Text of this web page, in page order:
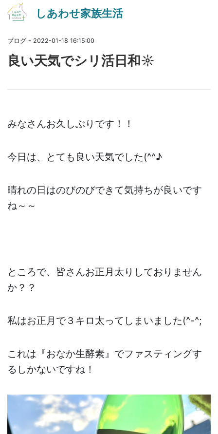
しあわせ家族生活
ブログ - 2022-01-18 16:15:00
良い天気でシリ活日和☼
みなさんお久しぶりです！！
今日は、とても良い天気でした(^^♪
晴れの日はのびのびできて気持ちが良いです
ね～～
ところで、皆さんお正月太りしておりません
か？？
私はお正月で３キロ太ってしまいました(^-^;
これは『おなか生酵素』でファスティングす
るしかないですね！